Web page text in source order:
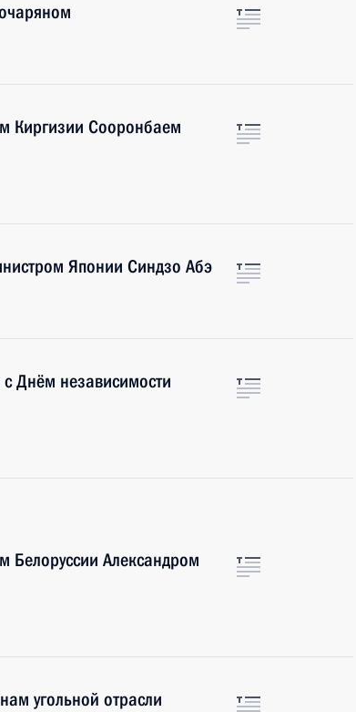
Киргизии Сооронбаем
Японии Синдзо Абэ
Днём независимости
Белоруссии Александром
угольной отрасли